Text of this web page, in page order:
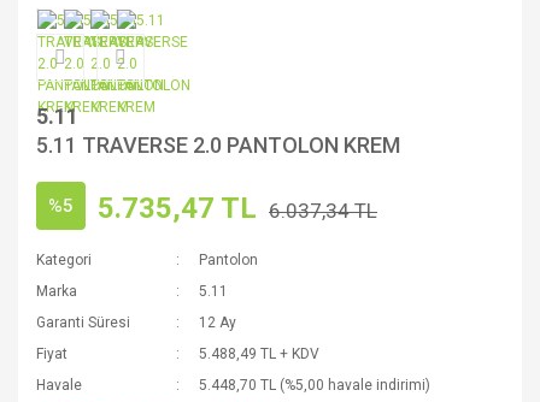
5.11
5.11 TRAVERSE 2.0 PANTOLON KREM
%5 5.735,47 TL 6.037,34 TL
Kategori
Pantolon
Marka
5.11
Garanti Süresi
12 Ay
Fiyat
5.488,49 TL + KDV
Havale
5.448,70 TL (%5,00 havale indirimi)